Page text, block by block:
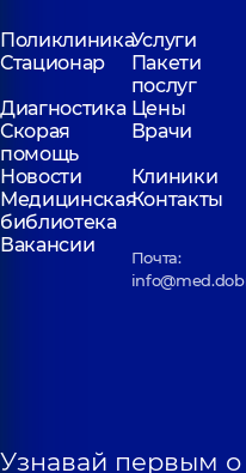
ПоликлиникаУслуги
Стационар
Пакети
послуг
Диагностика Цены
Скорая
помощь
Врачи
Новости
Клиники
Медицинская
библиотека
Контакты
Вакансии
Почта:
Узнавай первым о